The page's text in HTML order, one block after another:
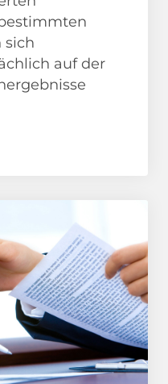
sich
auf der